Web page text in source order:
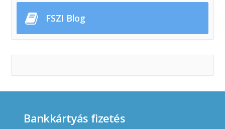
FSZI Blog
Bankkártyás fizetés